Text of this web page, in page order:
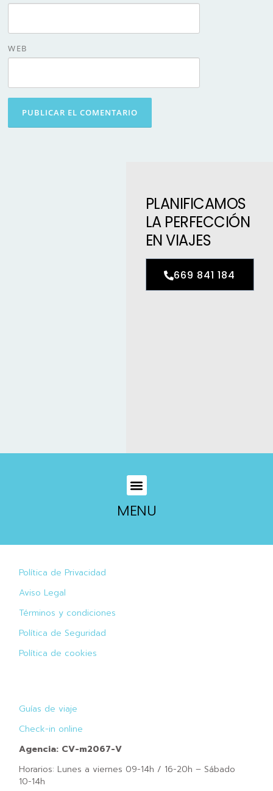
WEB
PLANIFICAMOS
LA PERFECCIÓN
EN VIAJES
669 841 184
MENU
Política de Privacidad
Aviso Legal
Términos y condiciones
Política de Seguridad
Política de cookies
Guías de viaje
Check-in online
Agencia: CV-m2067-V
Horarios: Lunes a viernes 09-14h / 16-20h – Sábado
10-14h